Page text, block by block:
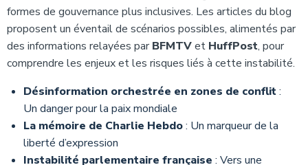
formes de gouvernance plus inclusives. Les articles du blog
proposent un éventail de scénarios possibles, alimentés par
des informations relayées parBFMTVet HuffPost, pour
comprendre les enjeux et les risques liés à cette instabilité.
Désinformation orchestrée en zones de conflit:
Un danger pour la paix mondiale
La mémoire de Charlie Hebdo: Un marqueur de la
liberté d’expression
Instabilité parlementaire française : Vers une